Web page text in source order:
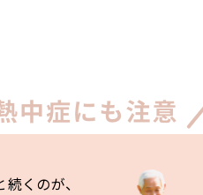
くのが、